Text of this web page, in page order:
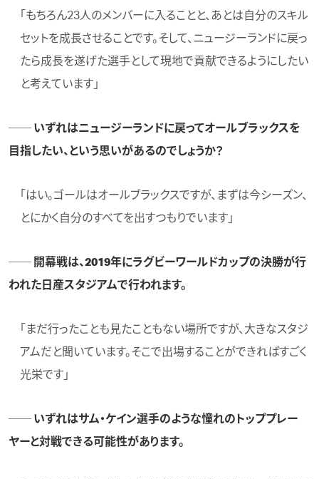
「もちろん23人のメンバーに入ることと、あとは自分のスキル
セットを成長させることです。そして、ニュージーランドに戻っ
たら成長を遂げた選手として現地で貢献できるようにしたい
と考えています」
── いずれはニュージーランドに戻ってオールブラックスを
目指したい、という思いがあるのでしょうか？
「はい。ゴールはオールブラックスですが、まずは今シーズン、
とにかく自分のすべてを出すつもりでいます」
── 開幕戦は、2019年にラグビーワールドカップの決勝が行
われた日産スタジアムで行われます。
「まだ行ったことも見たこともない場所ですが、大きなスタジ
アムだと聞いています。そこで出場することができればすごく
光栄です」
── いずれはサム・ケイン選手のような憧れのトッププレー
ヤーと対戦できる可能性があります。